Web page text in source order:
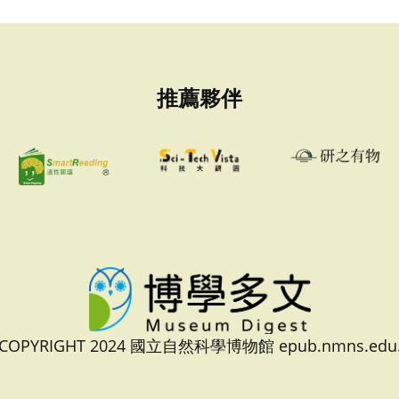
推薦夥伴
2024 國立自然科學博物館